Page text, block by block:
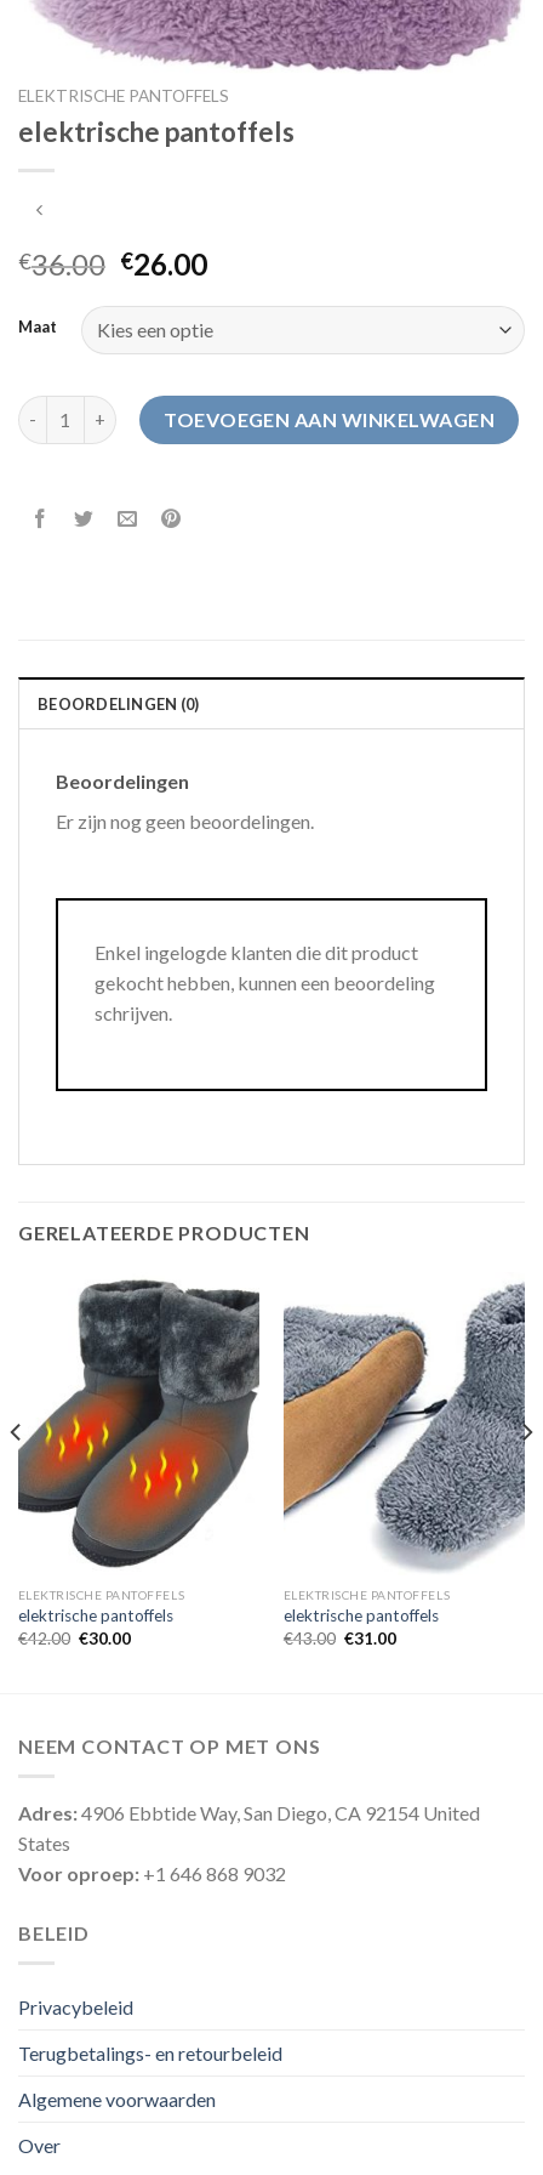
ELEKTRISCHE PANTOFFELS
elektrische pantoffels
€36.00 €26.00
Maat
elektrische pantoffels aantalTOEVOEGEN AAN WINKELWAGEN
BEOORDELINGEN (0)
Beoordelingen
Er zijn nog geen beoordelingen.
Enkel ingelogde klanten die dit product
gekocht hebben, kunnen een beoordeling
schrijven.
GERELATEERDE PRODUCTEN
ELEKTRISCHE PANTOFFELS
elektrische pantoffels
€42.00 €30.00
ELEKTRISCHE PANTOFFELS
elektrische pantoffels
€43.00 €31.00
NEEM CONTACT OP MET ONS
Adres:4906 Ebbtide Way, San Diego, CA 92154 United
States
Voor oproep: +1 646 868 9032
BELEID
Privacybeleid
Terugbetalings- en retourbeleid
Algemene voorwaarden
Over